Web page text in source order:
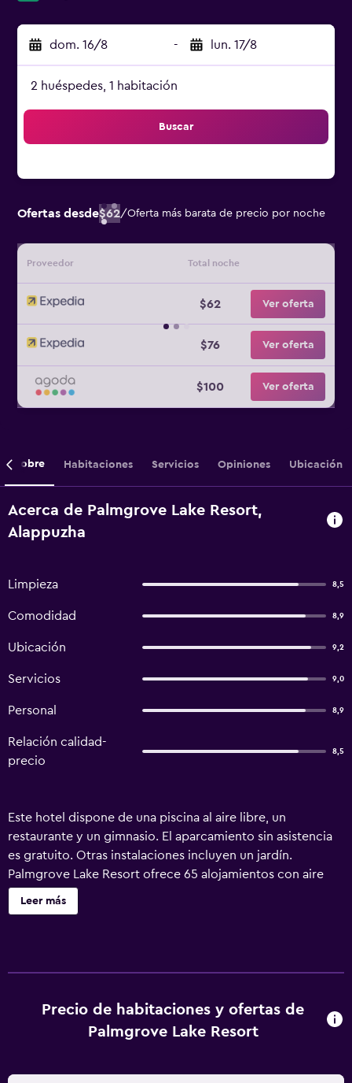
dom. 16/8 - lun. 17/8
2 huéspedes, 1 habitación
Buscar
Ofertas desde$62/Oferta más barata de precio por noche
Proveedor Total noche
$62 Ver oferta
$76 Ver oferta
$100 Ver oferta
Sobre Habitaciones Servicios Opiniones Ubicación
Acerca de Palmgrove Lake Resort,
Alappuzha
Limpieza 8,5
Comodidad 8,9
Ubicación 9,2
Servicios 9,0
Personal 8,9
Relación calidad-
precio
8,5
Este hotel dispone de una piscina al aire libre, un
restaurante y un gimnasio. El aparcamiento sin asistencia
es gratuito. Otras instalaciones incluyen un jardín.
Palmgrove Lake Resort ofrece 65 alojamientos con aire
acondicionado, piscina privada y ventilador de techo. Las
habitaciones disponen de balcón. Estos alojamientos
ducha. Este hotel en Ambalapuzha ofrece acceso a
Internet wifi gratis. Los servicios de ocio y esparcimiento
Leer más
Precio de habitaciones y ofertas de
Palmgrove Lake Resort